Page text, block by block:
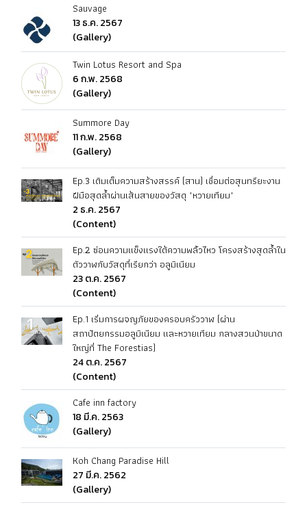
Sauvage
13 ธ.ค. 2567
(Gallery)
Twin Lotus Resort and Spa
6 ก.พ. 2568
(Gallery)
Summore Day
11 ก.พ. 2568
(Gallery)
Ep.3 เติมเต็มความสร้างสรรค์ (สาน) เชื่อมต่อสุนทรียะงาน
ฝีมือสุดล้ำผ่านเส้นสายของวัสดุ "หวายเทียม"
2 ธ.ค. 2567
(Content)
Ep.2 ซ่อนความแข็งแรงใต้ความพลิ้วไหว โครงสร้างสุดล้ำใน
ตัววาฬกับวัสดุที่เรียกว่า อลูมิเนียม
23 ต.ค. 2567
(Content)
Ep.1 เริ่มการผจญภัยของครอบครัววาฬ (ผ่าน
สถาปัตยกรรมอลูมิเนียม และหวายเทียม กลางสวนป่าขนาด
ใหญ่ที่ The Forestias)
24 ต.ค. 2567
(Content)
Cafe inn factory
18 มี.ค. 2563
(Gallery)
Koh Chang Paradise Hill
27 มี.ค. 2562
(Gallery)